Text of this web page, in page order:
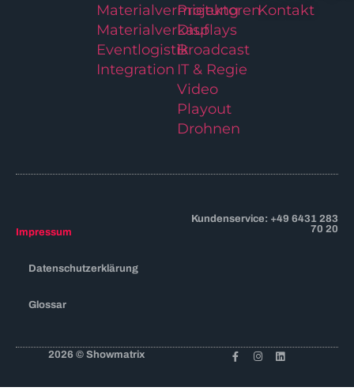
Materialvermietung
Materialverkauf
Eventlogistik
Integration
Projektoren
Displays
Broadcast
IT & Regie
Video
Playout
Drohnen
Kontakt
Impressum
Datenschutzerklärung
Glossar
Kundenservice: +49 6431 283
70 20
2026 © Showmatrix